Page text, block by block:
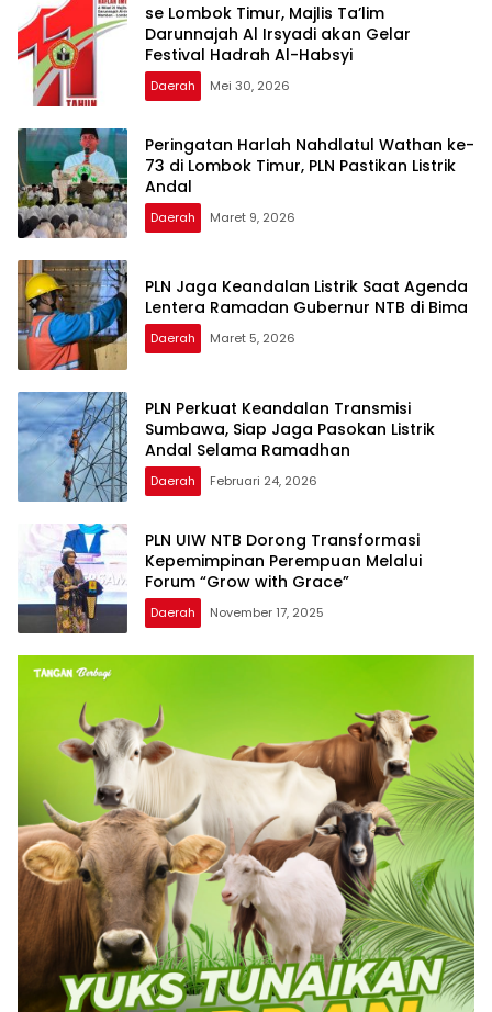
se Lombok Timur, Majlis Ta’lim
Darunnajah Al Irsyadi akan Gelar
Festival Hadrah Al-Habsyi
Daerah Mei 30, 2026
Peringatan Harlah Nahdlatul Wathan ke-
73 di Lombok Timur, PLN Pastikan Listrik
Andal
Daerah Maret 9, 2026
PLN Jaga Keandalan Listrik Saat Agenda
Lentera Ramadan Gubernur NTB di Bima
Daerah Maret 5, 2026
PLN Perkuat Keandalan Transmisi
Sumbawa, Siap Jaga Pasokan Listrik
Andal Selama Ramadhan
Daerah Februari 24, 2026
PLN UIW NTB Dorong Transformasi
Kepemimpinan Perempuan Melalui
Forum “Grow with Grace”
Daerah November 17, 2025